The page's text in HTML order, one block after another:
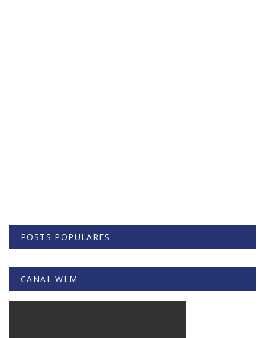
POSTS POPULARES
CANAL WLM